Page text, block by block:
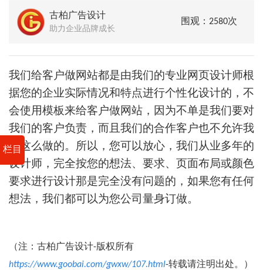
栏目
古柏广告设计
助力企业品牌成长
围观：2580次
我们给客户做网站都是由我们的专业网页设计师根
据您的企业实际情况和特点进行个性化设计的，不
会使用模板来给客户做网站，因为不单是我们要对
我们的客户负责，而且我们的合作客户也不允许我
们这么做的。所以，您可以放心，我们从业多年的
设计师，完全按您的想法、要求、页面布局或颜色
要求进行设计那是完全没有问题的，如果您有任何
想法，我们都可以为您公司量身订做。
（注：古柏广告设计-版权所有
https://www.goobai.com/gwxw/107.html-转载请注明出处。）